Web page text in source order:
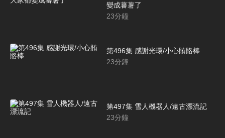
變成蕃薯了
23分鐘
第496集 感謝光環/小心賄賂棒
23分鐘
第497集 雪人機器人/遠古漂流記
23分鐘